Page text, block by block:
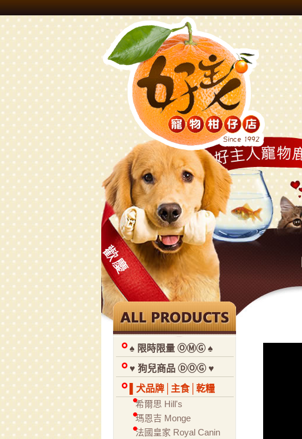
♠ 限時限量 ⓄⓂⒼ ♠
♥ 狗兒商品 ⒹⓄⒼ ♥
▌犬品牌│主食│乾糧
希爾思 Hill's
瑪恩吉 Monge
法國皇家 Royal Canin